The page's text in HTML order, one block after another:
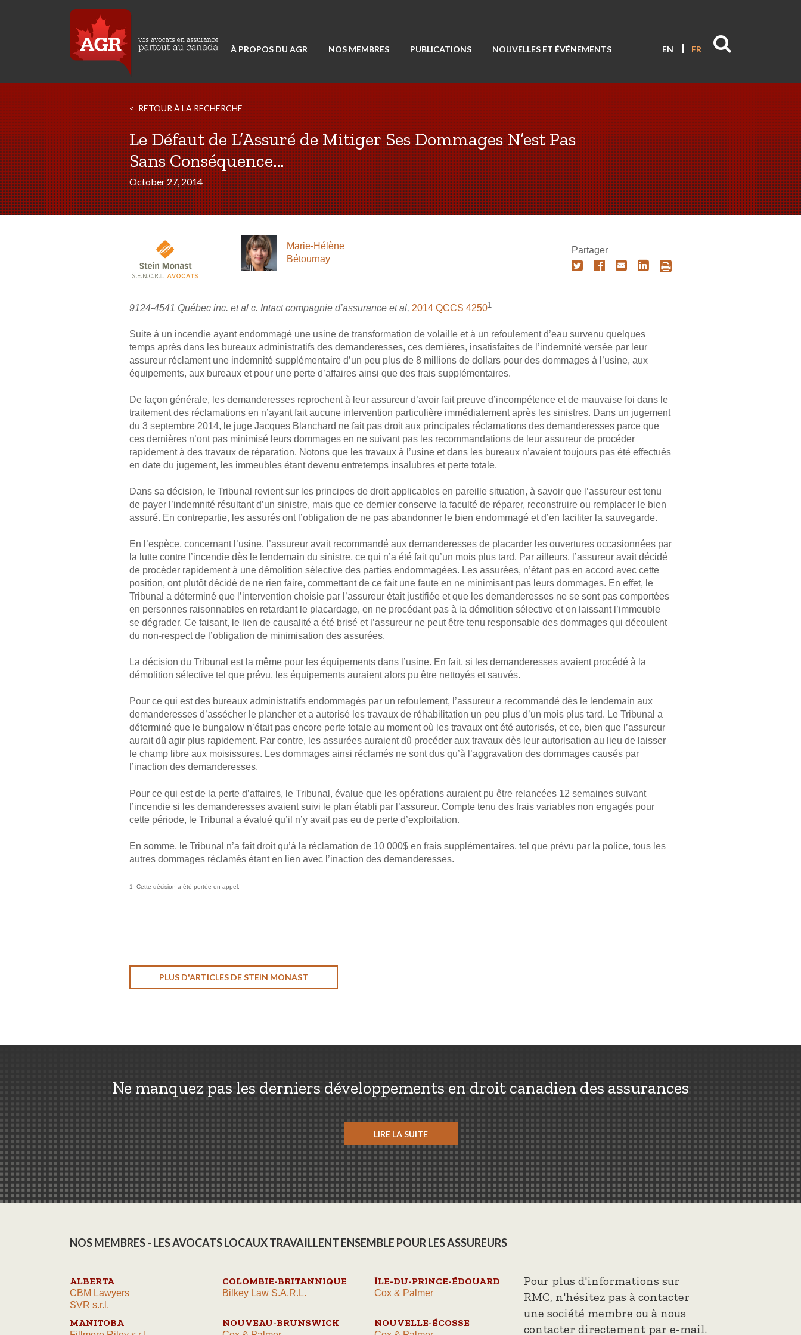
À PROPOS DU AGR NOS MEMBRES PUBLICATIONS NOUVELLES ET ÉVÉNEMENTS EN FR
RETOUR À LA RECHERCHE
Le Défaut de L’Assuré de Mitiger Ses Dommages N’est Pas
Sans Conséquence…
October 27, 2014
Marie-Hélène
Bétournay
Partager
9124-4541 Québec inc. et al c. Intact compagnie d’assurance et al, 2014 QCCS 42501
Suite à un incendie ayant endommagé une usine de transformation de volaille et à un refoulement d’eau survenu quelques
temps après dans les bureaux administratifs des demanderesses, ces dernières, insatisfaites de l’indemnité versée par leur
assureur réclament une indemnité supplémentaire d’un peu plus de 8 millions de dollars pour des dommages à l’usine, aux
équipements, aux bureaux et pour une perte d’affaires ainsi que des frais supplémentaires.
De façon générale, les demanderesses reprochent à leur assureur d’avoir fait preuve d’incompétence et de mauvaise foi dans le
traitement des réclamations en n’ayant fait aucune intervention particulière immédiatement après les sinistres. Dans un jugement
du 3 septembre 2014, le juge Jacques Blanchard ne fait pas droit aux principales réclamations des demanderesses parce que
ces dernières n’ont pas minimisé leurs dommages en ne suivant pas les recommandations de leur assureur de procéder
rapidement à des travaux de réparation. Notons que les travaux à l’usine et dans les bureaux n’avaient toujours pas été effectués
en date du jugement, les immeubles étant devenu entretemps insalubres et perte totale.
Dans sa décision, le Tribunal revient sur les principes de droit applicables en pareille situation, à savoir que l’assureur est tenu
de payer l’indemnité résultant d’un sinistre, mais que ce dernier conserve la faculté de réparer, reconstruire ou remplacer le bien
assuré. En contrepartie, les assurés ont l’obligation de ne pas abandonner le bien endommagé et d’en faciliter la sauvegarde.
En l’espèce, concernant l’usine, l’assureur avait recommandé aux demanderesses de placarder les ouvertures occasionnées par
la lutte contre l’incendie dès le lendemain du sinistre, ce qui n’a été fait qu’un mois plus tard. Par ailleurs, l’assureur avait décidé
de procéder rapidement à une démolition sélective des parties endommagées. Les assurées, n’étant pas en accord avec cette
position, ont plutôt décidé de ne rien faire, commettant de ce fait une faute en ne minimisant pas leurs dommages. En effet, le
Tribunal a déterminé que l’intervention choisie par l’assureur était justifiée et que les demanderesses ne se sont pas comportées
en personnes raisonnables en retardant le placardage, en ne procédant pas à la démolition sélective et en laissant l’immeuble
se dégrader. Ce faisant, le lien de causalité a été brisé et l’assureur ne peut être tenu responsable des dommages qui découlent
du non-respect de l’obligation de minimisation des assurées.
La décision du Tribunal est la même pour les équipements dans l’usine. En fait, si les demanderesses avaient procédé à la
démolition sélective tel que prévu, les équipements auraient alors pu être nettoyés et sauvés.
Pour ce qui est des bureaux administratifs endommagés par un refoulement, l’assureur a recommandé dès le lendemain aux
demanderesses d’assécher le plancher et a autorisé les travaux de réhabilitation un peu plus d’un mois plus tard. Le Tribunal a
déterminé que le bungalow n’était pas encore perte totale au moment où les travaux ont été autorisés, et ce, bien que l’assureur
aurait dû agir plus rapidement. Par contre, les assurées auraient dû procéder aux travaux dès leur autorisation au lieu de laisser
le champ libre aux moisissures. Les dommages ainsi réclamés ne sont dus qu’à l’aggravation des dommages causés par
l’inaction des demanderesses.
Pour ce qui est de la perte d’affaires, le Tribunal, évalue que les opérations auraient pu être relancées 12 semaines suivant
l’incendie si les demanderesses avaient suivi le plan établi par l’assureur. Compte tenu des frais variables non engagés pour
cette période, le Tribunal a évalué qu’il n’y avait pas eu de perte d’exploitation.
En somme, le Tribunal n’a fait droit qu’à la réclamation de 10 000$ en frais supplémentaires, tel que prévu par la police, tous les
autres dommages réclamés étant en lien avec l’inaction des demanderesses.
1 Cette décision a été portée en appel.
PLUS D'ARTICLES DE STEIN MONAST
Ne manquez pas les derniers développements en droit canadien des assurances
LIRE LA SUITE
NOS MEMBRES - LES AVOCATS LOCAUX TRAVAILLENT ENSEMBLE POUR LES ASSUREURS
ALBERTA
CBM Lawyers
SVR s.r.l.
COLOMBIE-BRITANNIQUE
Bilkey Law S.A.R.L.
ÎLE-DU-PRINCE-ÉDOUARD
Cox & Palmer
MANITOBA NOUVEAU-BRUNSWICK NOUVELLE-ÉCOSSE
Pour plus d'informations sur
RMC, n'hésitez pas à contacter
une société membre ou à nous
contacter directement par e-mail.